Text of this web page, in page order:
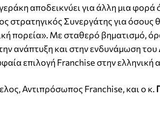
αποδεικνύει για άλλη μια φορά
στρατηγικός Συνεργάτης για όσους
πορεία». Με σταθερό βηματισμό,
ανάπτυξη και στην ενδυνάμωση του
επιλογή Franchise στην ελληνική
Αντιπρόσωπος Franchise, και ο κ.